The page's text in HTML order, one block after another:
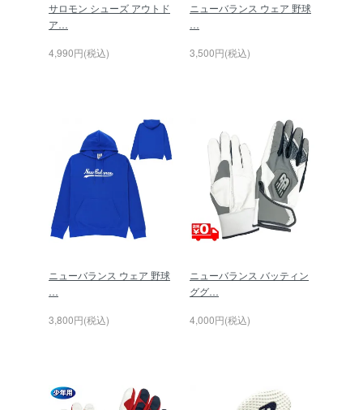
サロモン シューズ アウトド
ア…
4,990円(税込)
ニューバランス ウェア 野球
…
3,500円(税込)
ニューバランス ウェア 野球
…
3,800円(税込)
ニューバランス バッティン
ググ…
4,000円(税込)